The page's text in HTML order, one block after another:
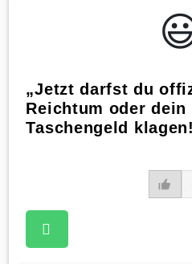
„Jetzt darfst du
Reichtum oder dein
Taschengeld